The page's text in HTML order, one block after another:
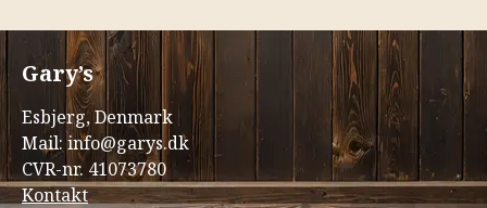
Gary’s
Esbjerg, Denmark
Mail: info@garys.dk
CVR-nr. 41073780
Kontakt